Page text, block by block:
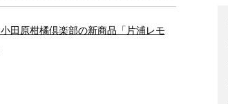
小田原柑橘倶楽部の新商品「片浦レモ